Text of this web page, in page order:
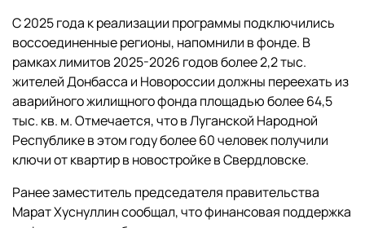
С 2025 года к реализации программы подключились
воссоединенные регионы, напомнили в фонде. В
рамках лимитов 2025-2026 годов более 2,2 тыс.
жителей Донбасса и Новороссии должны переехать из
аварийного жилищного фонда площадью более 64,5
тыс. кв. м. Отмечается, что в Луганской Народной
Республике в этом году более 60 человек получили
ключи от квартир в новостройке в Свердловске.
Ранее заместитель председателя правительства
Марат Хуснуллин сообщал, что финансовая поддержка